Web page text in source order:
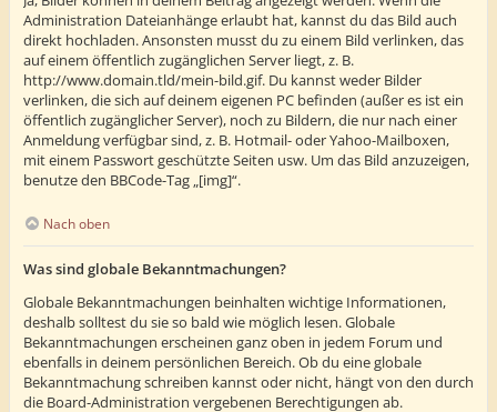
Administration Dateianhänge erlaubt hat, kannst du das Bild auch
direkt hochladen. Ansonsten musst du zu einem Bild verlinken, das
auf einem öffentlich zugänglichen Server liegt, z. B.
http://www.domain.tld/mein-bild.gif. Du kannst weder Bilder
verlinken, die sich auf deinem eigenen PC befinden (außer es ist ein
öffentlich zugänglicher Server), noch zu Bildern, die nur nach einer
Anmeldung verfügbar sind, z. B. Hotmail- oder Yahoo-Mailboxen,
mit einem Passwort geschützte Seiten usw. Um das Bild anzuzeigen,
benutze den BBCode-Tag „[img]“.
Nach oben
Was sind globale Bekanntmachungen?
Globale Bekanntmachungen beinhalten wichtige Informationen,
deshalb solltest du sie so bald wie möglich lesen. Globale
Bekanntmachungen erscheinen ganz oben in jedem Forum und
ebenfalls in deinem persönlichen Bereich. Ob du eine globale
Bekanntmachung schreiben kannst oder nicht, hängt von den durch
die Board-Administration vergebenen Berechtigungen ab.